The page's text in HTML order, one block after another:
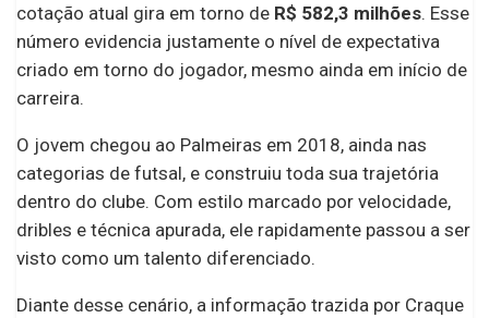
cotação atual gira em torno de R$ 582,3 milhões. Esse
número evidencia justamente o nível de expectativa
criado em torno do jogador, mesmo ainda em início de
carreira.
O jovem chegou ao Palmeiras em 2018, ainda nas
categorias de futsal, e construiu toda sua trajetória
dentro do clube. Com estilo marcado por velocidade,
dribles e técnica apurada, ele rapidamente passou a ser
visto como um talento diferenciado.
Diante desse cenário, a informação trazida por Craque